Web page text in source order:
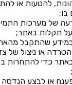
להטעות או
בו;
של מערכות
על תקלות באתר;
שהתקבל
או ניצול של
כדי להתחרות